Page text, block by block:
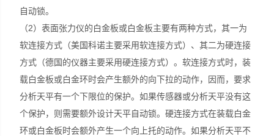
自动锁。
（2）表面张力仪的白金板或白金板主要有两种方式，其一为
软连接方式（美国科诺主要采用软连接方式）、其二为硬连接
方式（德国的仪器主要采用硬连接方式）。软连接方式时，装
载白金板或白金环时会产生额外的向下拉的动作，因而，要求
分析天平有一个下限位的保护。如果传感器或分析天平没有这
个保护，则需要额外设计天平自动锁。硬连接方式在装载白金
环或白金板时会额外产生一个向上托的动作。如果分析天平不